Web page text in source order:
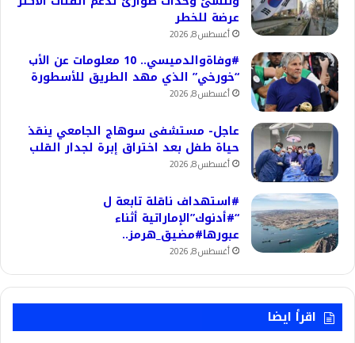
عرضة للخطر
أغسطس 8, 2026
#وفاةوالدميسي.. 10 معلومات عن الأب
“خورخي” الذي مهد الطريق للأسطورة
أغسطس 8, 2026
عاجل- مستشفى سوهاج الجامعي ينقذ
حياة طفل بعد اختراق إبرة لجدار القلب
أغسطس 8, 2026
#استهداف ناقلة تابعة ل
“#أدنوك”الإماراتية أثناء
عبورها#مضيق_هرمز..
أغسطس 8, 2026
اقرأ ايضا